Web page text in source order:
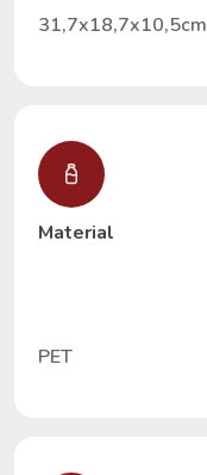
31,7x18,7x10,5cm
Material
PET